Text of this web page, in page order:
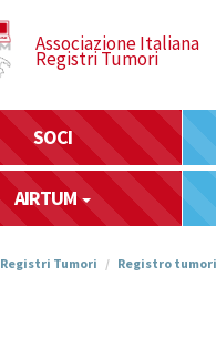
Associazione Italiana
Registri Tumori
SOCI
AIRTUM
Registri Tumori Registro